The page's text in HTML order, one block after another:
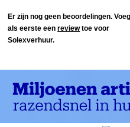
Er zijn nog geen beoordelingen. Voeg
als eerste eenreviewtoe voor
Solexverhuur.